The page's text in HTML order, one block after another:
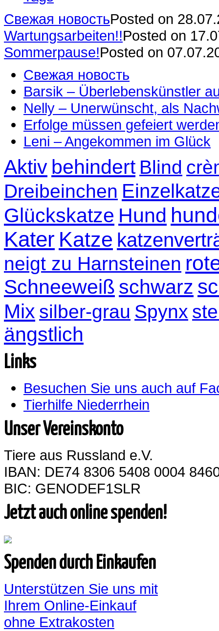
Свежая новостьPosted on
Wartungsarbeiten!!Posted on
Sommerpause!Posted on
Свежая новость
Barsik – Überlebenskünstler
Nelly – Unerwünscht, als
Erfolge müssen gefeiert
Leni – Angekommen im Glück
Aktiv behindert Blind
Dreibeinchen
Glückskatze Hund
Kater Katze
neigt zu Harnsteinen
Schneeweiß schwarz
Mix silber-grau Spynx
ängstlich
Links
Besuchen Sie uns auch auf
Tierhilfe Niederrhein
Unser Vereinskonto
Tiere aus Russland e.V.
IBAN: DE74 8306 5408 0004
BIC: GENODEF1SLR
Jetzt auch online spenden!
Spenden durch Einkaufen
Unterstützen Sie uns mit
Ihrem Online-Einkauf
ohne Extrakosten